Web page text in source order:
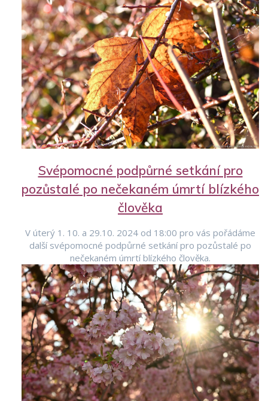
Svépomocné podpůrné setkání pro
pozůstalé po nečekaném úmrtí blízkého
člověka
V úterý 1. 10. a 29.10. 2024 od 18:00 pro vás pořádáme
další svépomocné podpůrné setkání pro pozůstalé po
nečekaném úmrtí blízkého člověka.